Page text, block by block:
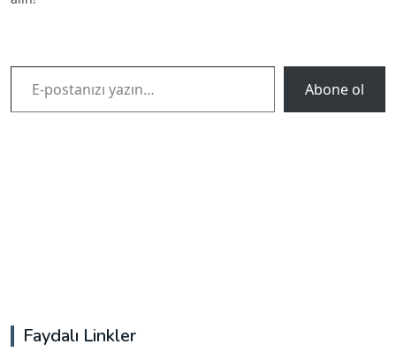
E-postanızı yazın…
Abone ol
Faydalı Linkler